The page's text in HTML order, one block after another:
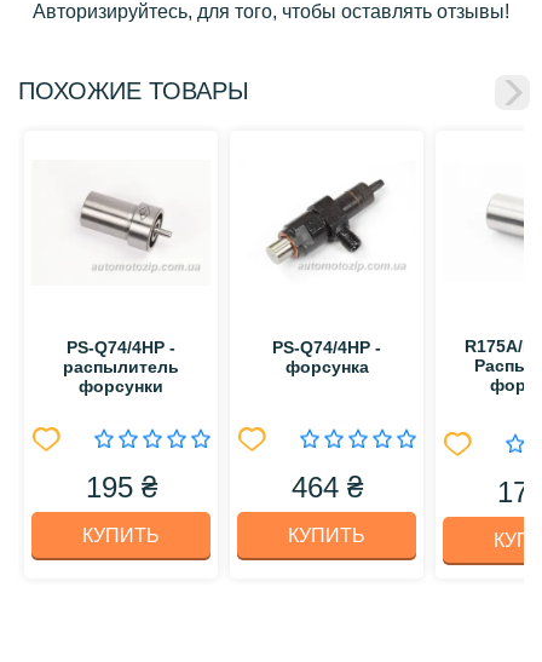
Авторизируйтесь, для того, чтобы оставлять отзывы!
ПОХОЖИЕ ТОВАРЫ
PS-Q74/4HP -
распылитель
форсунки
195 ₴
КУПИТЬ
PS-Q74/4HP -
форсунка
464 ₴
КУПИТЬ
R175A/